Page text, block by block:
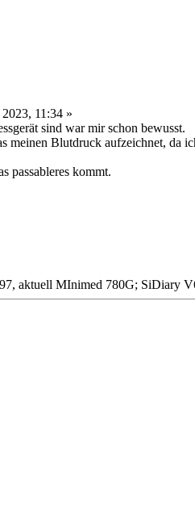
11:34 »
sind war mir schon bewusst.
meinen Blutdruck aufzeichnet, da
passableres kommt.
aktuell MInimed 780G; SiDiary